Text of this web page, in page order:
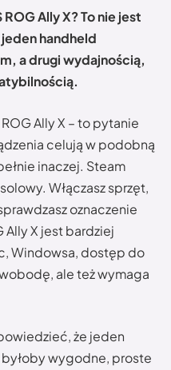
Ally X? To nie jest
handheld
a drugi wydajnością,
Ally X – to pytanie
celują w podobną
inaczej. Steam
Włączasz sprzęt,
oznaczenie
Ally X jest bardziej
Windowsa, dostęp do
ale też wymaga
że jeden
byłoby wygodne, proste